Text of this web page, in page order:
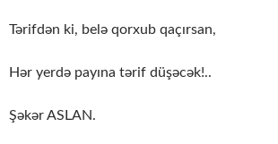
Tərifdən ki, belə qorxub qaçırsan,
Hər yerdə payına tərif düşəcək!..
Şəkər ASLAN.